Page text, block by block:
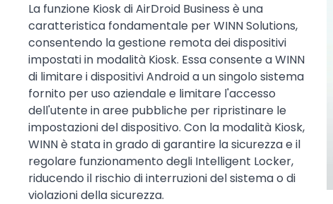
La funzione Kiosk di AirDroid Business è una
caratteristica fondamentale per WINN Solutions,
consentendo la gestione remota dei dispositivi
impostati in modalità Kiosk. Essa consente a WINN
di limitare i dispositivi Android a un singolo sistema
fornito per uso aziendale e limitare l'accesso
dell'utente in aree pubbliche per ripristinare le
impostazioni del dispositivo. Con la modalità Kiosk,
WINN è stata in grado di garantire la sicurezza e il
regolare funzionamento degli Intelligent Locker,
riducendo il rischio di interruzioni del sistema o di
violazioni della sicurezza.